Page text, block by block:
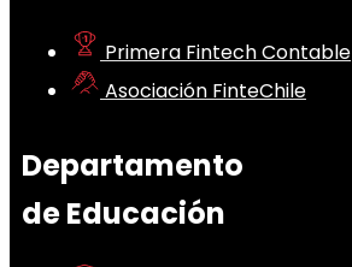
Primera Fintech Contable
Asociación FinteChile
Departamento
de Educación